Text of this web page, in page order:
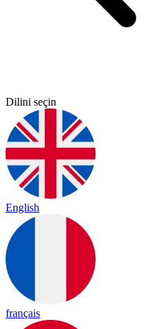
Dilini seçin
English
français